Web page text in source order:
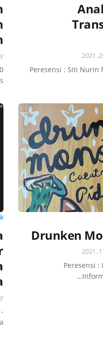
Peresensi : Siti
Drunken
Peresensi :